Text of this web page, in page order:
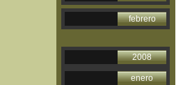
febrero
2008
enero